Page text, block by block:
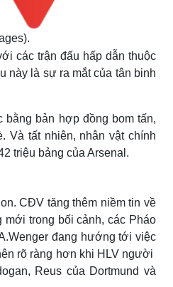
các trận đấu hấp dẫn thuộc
này là sự ra mắt của tân binh
bằng bản hợp đồng bom tấn,
Và tất nhiên, nhân vật chính
triệu bảng của Arsenal.
CĐV tăng thêm niềm tin về
trong bối cảnh, các Pháo
đang hướng tới việc
rõ ràng hơn khi HLV người
Reus của Dortmund và